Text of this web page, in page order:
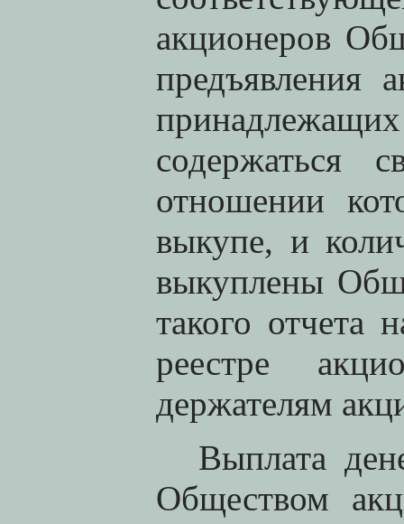
акционеров
предъявления
содержаться
отношении
выкупе, и
выкуплены
такого отчета
реестре
держателям
Выплата
Обществом